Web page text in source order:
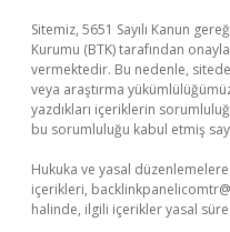
Sitemiz, 5651 Sayılı Kanun
Kurumu (BTK) tarafından
vermektedir. Bu nedenle,
veya araştırma
yazdıkları içeriklerin
bu sorumluluğu kabul etmiş
Hukuka ve yasal
içerikleri,
halinde, ilgili içerikler yasal